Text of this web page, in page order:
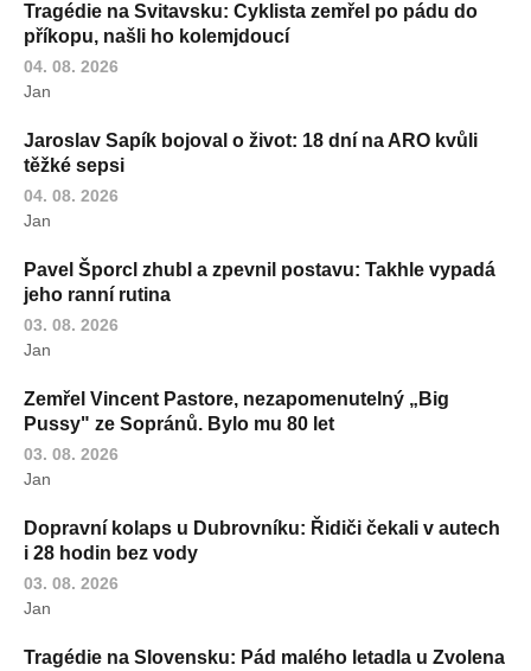
Tragédie na Svitavsku: Cyklista zemřel po pádu do
příkopu, našli ho kolemjdoucí
04. 08. 2026
Jan
Jaroslav Sapík bojoval o život: 18 dní na ARO kvůli
těžké sepsi
04. 08. 2026
Jan
Pavel Šporcl zhubl a zpevnil postavu: Takhle vypadá
jeho ranní rutina
03. 08. 2026
Jan
Zemřel Vincent Pastore, nezapomenutelný „Big
Pussy" ze Sopránů. Bylo mu 80 let
03. 08. 2026
Jan
Dopravní kolaps u Dubrovníku: Řidiči čekali v autech
i 28 hodin bez vody
03. 08. 2026
Jan
Tragédie na Slovensku: Pád malého letadla u Zvolena